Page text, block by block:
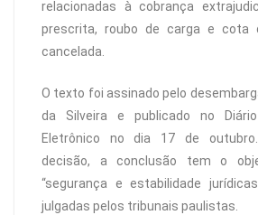
relacionadas à cobrança
prescrita, roubo de carga e cota
cancelada.
O texto foi assinado pelo
da Silveira e publicado no
Eletrônico no dia 17 de
decisão, a conclusão tem o
“segurança e estabilidade
julgadas pelos tribunais paulistas.